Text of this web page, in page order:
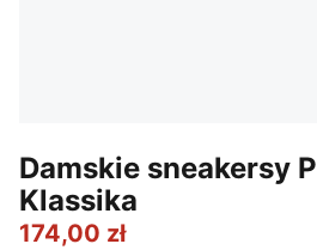
Damskie sneakersy
Klassika
174,00 zł